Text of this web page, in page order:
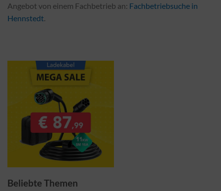
Angebot von einem Fachbetrieb an: Fachbetriebsuche in
Hennstedt
Beliebte Themen